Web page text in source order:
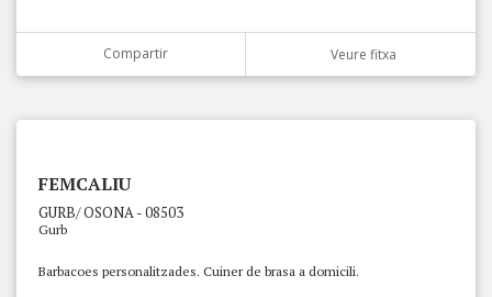
Compartir Veure fitxa
FEMCALIU
GURB/ OSONA - 08503
Gurb
Barbacoes personalitzades. Cuiner de brasa a domicili.